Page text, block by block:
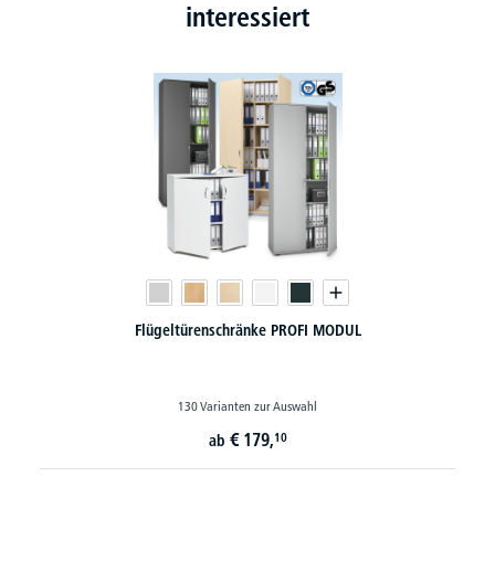
interessiert
Flügeltürenschränke PROFI MODUL
130 Varianten zur Auswahl
ab € 179,10